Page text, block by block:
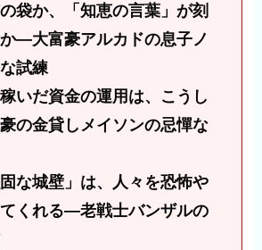
袋か、「知恵の言葉」が刻
―大富豪アルカドの息子ノ
試練
いだ資金の運用は、こうし
の金貸しメイソンの忌憚な
な城壁」は、人々を恐怖や
くれる―老戦士バンザルの